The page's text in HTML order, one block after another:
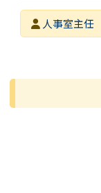
發布者人事室主任
左邊區域內容